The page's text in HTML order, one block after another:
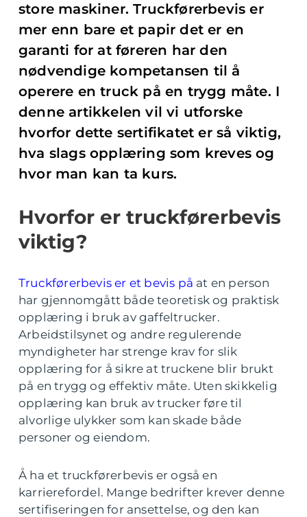
store maskiner. Truckførerbevis er
mer enn bare et papir det er en
garanti for at føreren har den
nødvendige kompetansen til å
operere en truck på en trygg måte. I
denne artikkelen vil vi utforske
hvorfor dette sertifikatet er så viktig,
hva slags opplæring som kreves og
hvor man kan ta kurs.
Hvorfor er truckførerbevis
viktig?
Truckførerbevis er et bevis på at en person
har gjennomgått både teoretisk og praktisk
opplæring i bruk av gaffeltrucker.
Arbeidstilsynet og andre regulerende
myndigheter har strenge krav for slik
opplæring for å sikre at truckene blir brukt
på en trygg og effektiv måte. Uten skikkelig
opplæring kan bruk av trucker føre til
alvorlige ulykker som kan skade både
personer og eiendom.
Å ha et truckførerbevis er også en
karrierefordel. Mange bedrifter krever denne
sertifiseringen for ansettelse, og den kan